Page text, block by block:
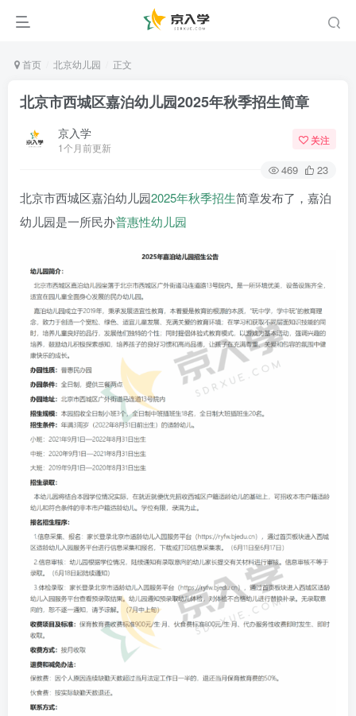
首页 北京幼儿园 正文
北京市西城区嘉泊幼儿园2025年秋季招生简章
京入学
1个月前更新
关注
469 23
北京市西城区嘉泊幼儿园2025年秋季招生简章发布了，嘉泊
幼儿园是一所民办普惠性幼儿园